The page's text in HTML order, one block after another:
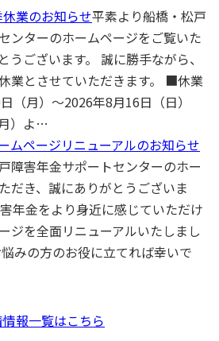
業のお知らせ平素より船橋・松⼾
ンターのホームページをご覧いた
うございます。 誠に勝手ながら、
業とさせていただきます。 ■休業
（月）～2026年8月16日（日）
）よ…
ムページリニューアルのお知らせ
障害年⾦サポートセンターのホー
だき、誠にありがとうございま
年⾦をより⾝近に感じていただけ
ジを全⾯リニューアルいたしまし
みの⽅のお役に⽴てれば幸いで
報一覧はこちら